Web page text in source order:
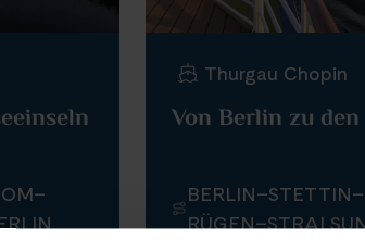
Thurgau Chopin
Von Berlin zu